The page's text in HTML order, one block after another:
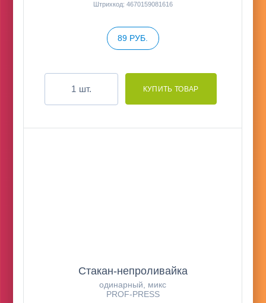
Штрихкод: 4670159081616
89 РУБ.
шт.
Стакан-непроливайка
одинарный, микс
PROF-PRESS